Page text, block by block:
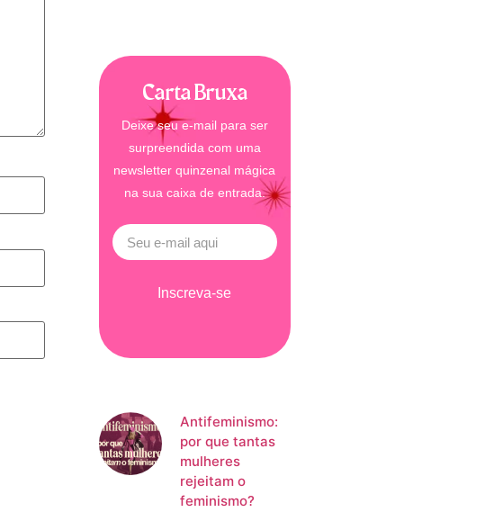
Carta Bruxa
Deixe seu e-mail para ser
surpreendida com uma
newsletter quinzenal mágica
na sua caixa de entrada.
Inscreva-se
Antifeminismo:
por que tantas
mulheres
rejeitam o
feminismo?